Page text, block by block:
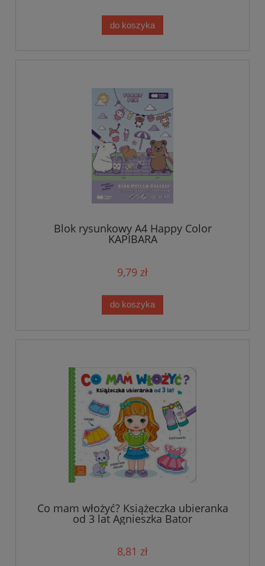
do koszyka
Blok rysunkowy A4 Happy Color
KAPIBARA
9,79 zł
do koszyka
Co mam włożyć? Książeczka ubieranka
od 3 lat Agnieszka Bator
8,81 zł